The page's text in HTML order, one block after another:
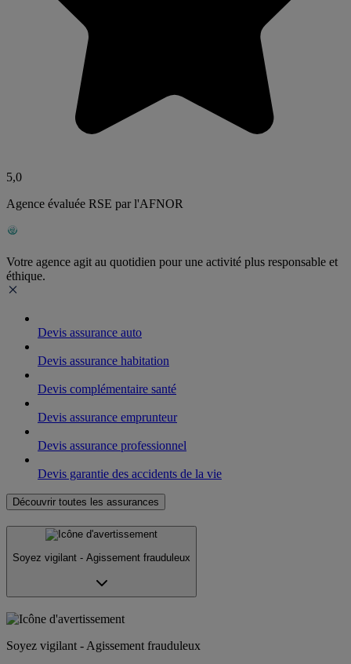
5,0
Agence évaluée RSE par l'AFNOR
Votre agence agit au quotidien pour une activité plus responsable et
éthique.
Devis assurance auto
Devis assurance habitation
Devis complémentaire santé
Devis assurance emprunteur
Devis assurance professionnel
Devis garantie des accidents de la vie
Découvrir toutes les assurances
Soyez vigilant - Agissement frauduleux
Soyez vigilant - Agissement frauduleux